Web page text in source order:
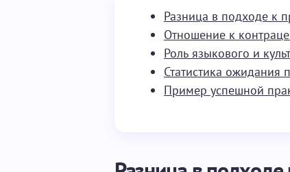
Разница в подходе к
Отношение к
Роль языкового и
Статистика ожидания
Пример успешной